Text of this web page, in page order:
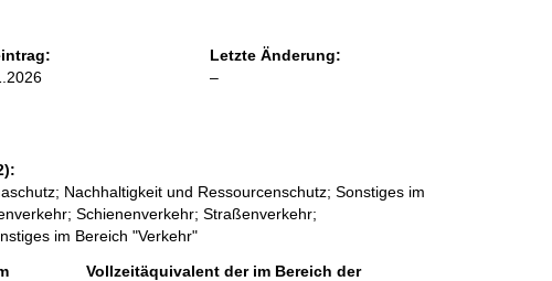
Letzte Änderung:
–l
Nachhaltigkeit und Ressourcenschutz; Sonstiges im
Schienenverkehr; Straßenverkehr;
im Bereich "Verkehr"
Vollzeitäquivalent der im Bereich der